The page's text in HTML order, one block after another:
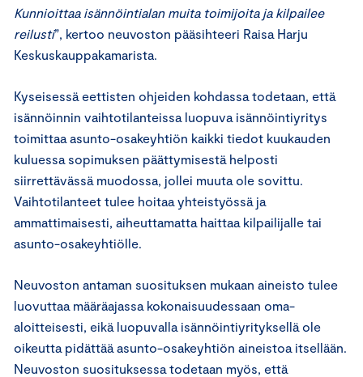
Kunnioittaa isännöintialan muita toimijoita ja kilpailee
reilusti”, kertoo neuvoston pääsihteeri Raisa Harju
Keskuskauppakamarista.
Kyseisessä eettisten ohjeiden kohdassa todetaan, että
isännöinnin vaihtotilanteissa luopuva isännöintiyritys
toimittaa asunto-osakeyhtiön kaikki tiedot kuukauden
kuluessa sopimuksen päättymisestä helposti
siirrettävässä muodossa, jollei muuta ole sovittu.
Vaihtotilanteet tulee hoitaa yhteistyössä ja
ammattimaisesti, aiheuttamatta haittaa kilpailijalle tai
asunto-osakeyhtiölle.
Neuvoston antaman suosituksen mukaan aineisto tulee
luovuttaa määräajassa kokonaisuudessaan oma-
aloitteisesti, eikä luopuvalla isännöintiyrityksellä ole
oikeutta pidättää asunto-osakeyhtiön aineistoa itsellään.
Neuvoston suosituksessa todetaan myös, että